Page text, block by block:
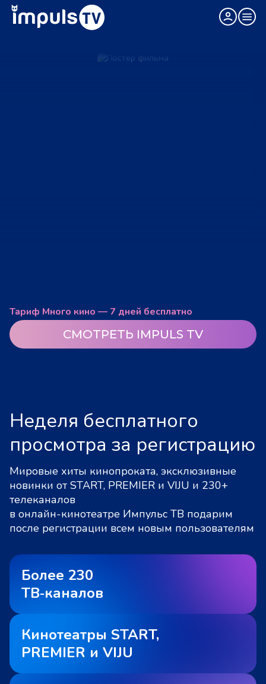
Тариф Много кино — 7 дней бесплатно
СМОТРЕТЬ IMPULS TV
Неделя бесплатного
просмотра за регистрацию
Мировые хиты кинопроката, эксклюзивные
новинки от START, PREMIER и VIJU и 230+
телеканалов
в онлайн-кинотеатре Импульс ТВ подарим
после регистрации всем новым пользователям
Более 230
ТВ‑каналов
Кинотеатры START,
PREMIER и VIJU